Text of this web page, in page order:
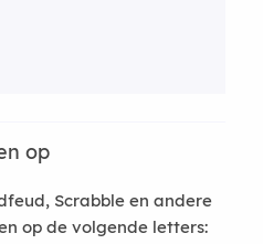
op
Scrabble en andere
op de volgende letters: